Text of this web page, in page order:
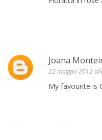
Joana
22 maggio 2012
My favourite is